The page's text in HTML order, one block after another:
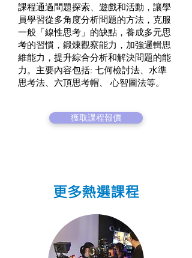
課程通過問題探索、遊戲和活動，讓學
員學習從多角度分析問題的方法，克服
一般「線性思考」的缺點，養成多元思
考的習慣，鍛煉觀察能力，加強邏輯思
維能力，提升綜合分析和解決問題的能
力。主要內容包括: 七何檢討法、水準
思考法、六頂思考帽、 心智圖法等。
獲取課程報價
更多熱選課程